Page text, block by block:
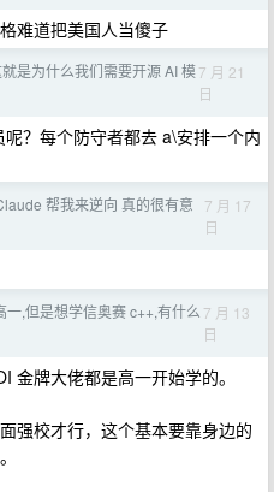
难道把美国人当傻子
是为什么我们需要开源 AI 模7 月 21
日
？每个防守者都去 a\安排一个内
帮我来逆向 真的很有意
7 月 17
日
一,但是想学信奥赛 c++,有什么 7 月 13
日
金牌大佬都是高一开始学的。
强校才行，这个基本要靠身边的